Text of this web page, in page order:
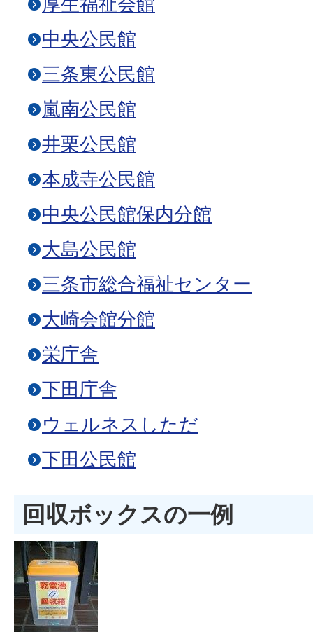
中央公民館
三条東公民館
嵐南公民館
井栗公民館
本成寺公民館
中央公民館保内分館
大島公民館
三条市総合福祉センター
大崎会館分館
栄庁舎
下田庁舎
ウェルネスしただ
下田公民館
回収ボックスの一例